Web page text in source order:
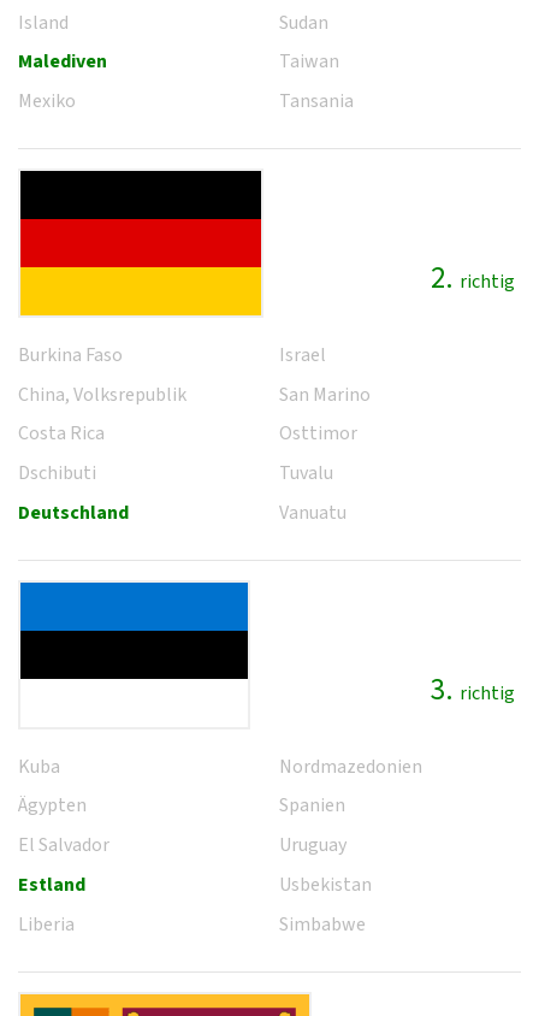
Island
Malediven
Mexiko
Sudan
Taiwan
Tansania
2. richtig
Burkina Faso
China, Volksrepublik
Costa Rica
Dschibuti
Deutschland
Israel
San Marino
Osttimor
Tuvalu
Vanuatu
3. richtig
Kuba
Ägypten
El Salvador
Estland
Liberia
Nordmazedonien
Spanien
Uruguay
Usbekistan
Simbabwe